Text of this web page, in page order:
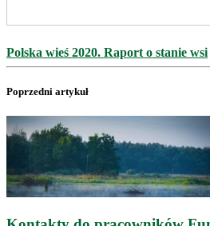
Polska wieś 2020. Raport o stanie wsi
Poprzedni artykuł